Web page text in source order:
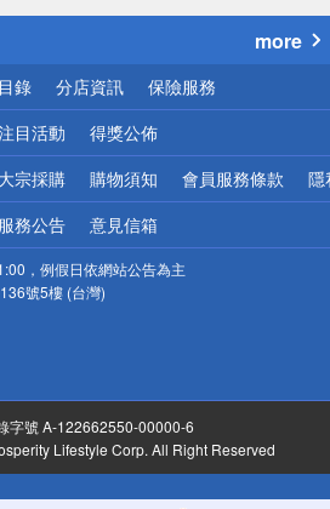
送
請小心！
more
錄 分店資訊 保險服務
目活動 得獎公佈
大宗採購 購物須知 會員服務條款 隱
服務公告 意見信箱
，例假日依網站公告為主
號5樓 (台灣)
字號 A-122662550-00000-6
Lifestyle Corp. All Right Reserved